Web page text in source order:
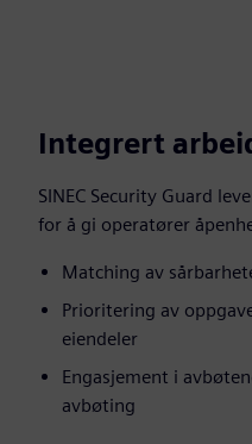
Integrert
SINEC Security Guard
for å gi operatører
Matching av
Prioritering av
eiendeler
Engasjement i
avbøting